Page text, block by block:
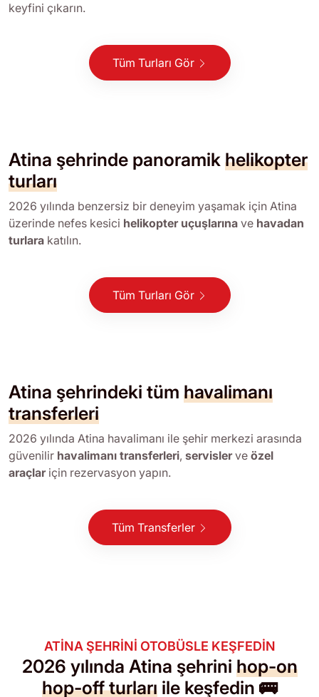
keyfini çıkarın.
Tüm Turları Gör
Atina şehrinde panoramik helikopter
turları
2026 yılında benzersiz bir deneyim yaşamak için Atina
üzerinde nefes kesici helikopter uçuşlarına ve havadan
turlara katılın.
Tüm Turları Gör
Atina şehrindeki tüm havalimanı
transferleri
2026 yılında Atina havalimanı ile şehir merkezi arasında
güvenilir havalimanı transferleri, servislerve özel
araçlariçin rezervasyon yapın.
Tüm Transferler
ATINA ŞEHRINI OTOBÜSLE KEŞFEDIN
2026 yılında Atina şehrini hop-on
hop-off turları ile keşfedin 🚌